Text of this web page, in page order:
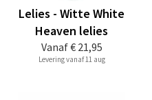
Vanaf€ 21,95
Lelies - Witte White
Heaven lelies
Levering vanaf 11 aug